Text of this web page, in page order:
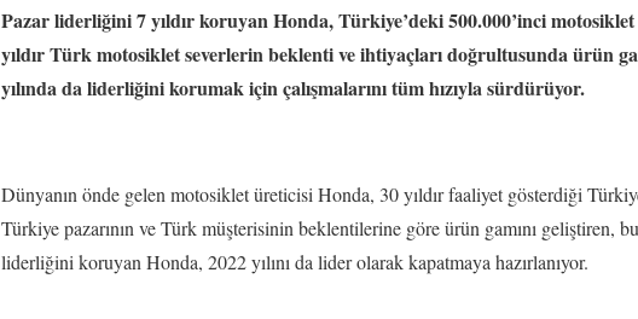
Pazar liderliğini 7 yıldır koruyan Honda, Türkiye’deki 500.000’inci motosiklet
yıldır Türk motosiklet severlerin beklenti ve ihtiyaçları doğrultusunda ürün
yılında da liderliğini korumak için çalışmalarını tüm hızıyla sürdürüyor.
Dünyanın önde gelen motosiklet üreticisi Honda, 30 yıldır faaliyet gösterdiği
Türkiye pazarının ve Türk müşterisinin beklentilerine göre ürün gamını geliştiren,
liderliğini koruyan Honda, 2022 yılını da lider olarak kapatmaya hazırlanıyor.